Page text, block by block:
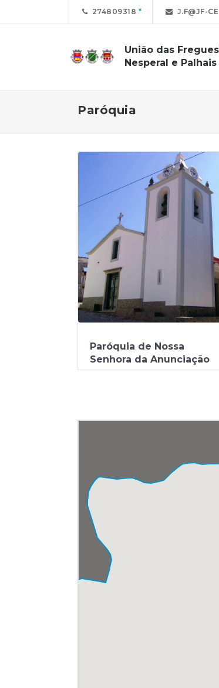
274809318 J.F@JF-
União das
Nesperal e Palhais
Paróquia
Paróquia de Nossa
Senhora da Anunciação